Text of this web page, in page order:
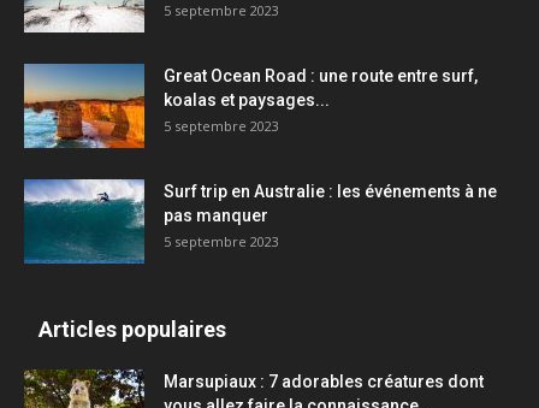
5 septembre 2023
Great Ocean Road : une route entre surf,
koalas et paysages...
5 septembre 2023
Surf trip en Australie : les événements à ne
pas manquer
5 septembre 2023
Articles populaires
Marsupiaux : 7 adorables créatures dont